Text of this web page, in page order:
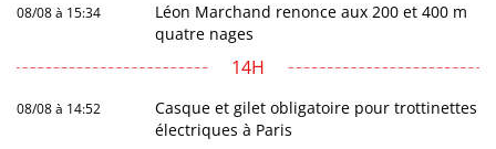
08/08 à 15:34
Léon Marchand renonce aux 200 et 400 m
quatre nages
14H
08/08 à 14:52
Casque et gilet obligatoire pour trottinettes
électriques à Paris